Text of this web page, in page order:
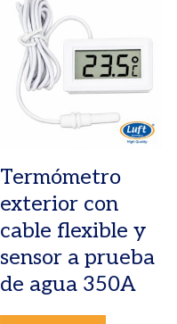
Termómetro
exterior con
cable flexible y
sensor a prueba
de agua 350A